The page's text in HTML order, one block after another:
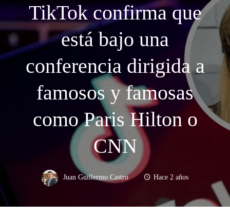
TikTok confirma que
está bajo una
conferencia dirigida a
famosos y famosas
como Paris Hilton o
CNN
Juan Guillermo Castro Hace 2 años